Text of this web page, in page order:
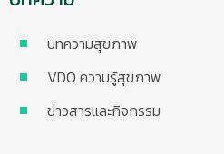
บทความสุขภาพ
VDO ความรู้สุขภาพ
ข่าวสารและกิจกรรม